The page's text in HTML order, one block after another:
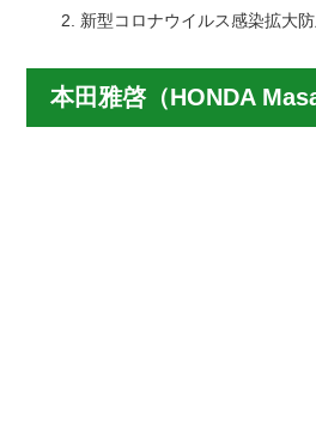
新型コロナウイルス感染拡大
本田雅啓（HONDA